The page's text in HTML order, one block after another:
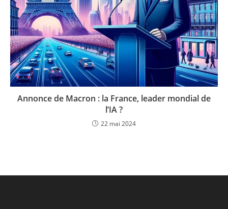
Annonce de Macron : la France, leader mondial de
l’IA ?
22 mai 2024